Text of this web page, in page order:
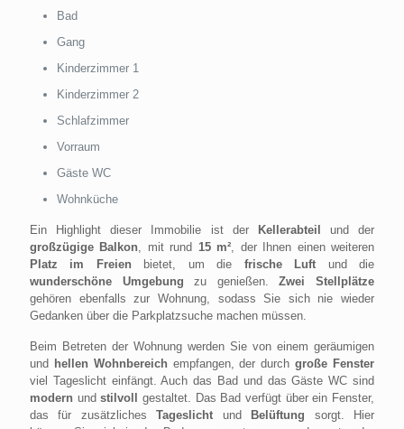
Bad
Gang
Kinderzimmer 1
Kinderzimmer 2
Schlafzimmer
Vorraum
Gäste WC
Wohnküche
Ein Highlight dieser Immobilie ist der Kellerabteil
und der
großzügige Balkon , mit rund 15 m² , der Ihnen einen weiteren
Platz im Freien bietet, um die frische Luft und die
wunderschöne Umgebungzu genießen.Zwei Stellplätze
gehören ebenfalls zur Wohnung, sodass Sie sich nie wieder
Gedanken über die Parkplatzsuche machen müssen.
Beim Betreten der Wohnung werden Sie von einem geräumigen
und hellen Wohnbereich empfangen, der durch große Fenster
viel Tageslicht einfängt. Auch das Bad und das Gäste WC sind
modern undstilvollgestaltet. Das Bad verfügt über ein Fenster,
das für zusätzlichesTageslicht und Belüftung sorgt. Hier